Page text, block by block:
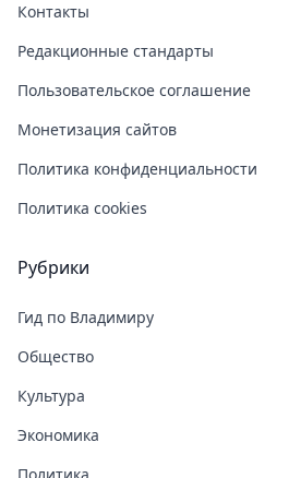
Контакты
Редакционные стандарты
Пользовательское соглашение
Монетизация сайтов
Политика конфиденциальности
Политика cookies
Рубрики
Гид по Владимиру
Общество
Культура
Экономика